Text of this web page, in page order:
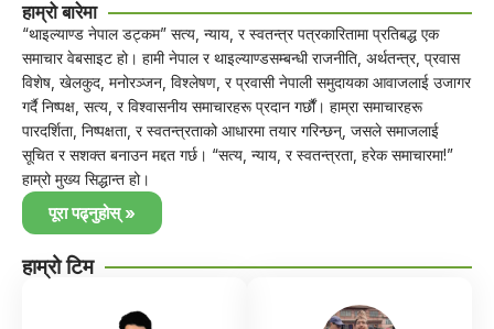
हाम्रो बारेमा
“थाइल्याण्ड नेपाल डट्कम” सत्य, न्याय, र स्वतन्त्र पत्रकारितामा प्रतिबद्ध एक
समाचार वेबसाइट हो। हामी नेपाल र थाइल्याण्डसम्बन्धी राजनीति, अर्थतन्त्र, प्रवास
विशेष, खेलकुद, मनोरञ्जन, विश्लेषण, र प्रवासी नेपाली समुदायका आवाजलाई उजागर
गर्दै निष्पक्ष, सत्य, र विश्वासनीय समाचारहरू प्रदान गर्छौं। हाम्रा समाचारहरू
पारदर्शिता, निष्पक्षता, र स्वतन्त्रताको आधारमा तयार गरिन्छन्, जसले समाजलाई
सूचित र सशक्त बनाउन मद्दत गर्छ। “सत्य, न्याय, र स्वतन्त्रता, हरेक समाचारमा!”
हाम्रो मुख्य सिद्धान्त हो।
पूरा पढ्नुहोस् »
हाम्रो टिम